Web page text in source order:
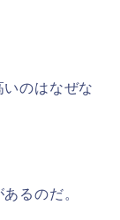
のはなぜな
るのだ。